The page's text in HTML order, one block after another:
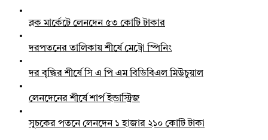
ব্লক মার্কেটে লেনদেন ৫৩ কোটি টাকার
দরপতনের তালিকায় শীর্ষে মেট্রো স্পিনিং
দর বৃদ্ধির শীর্ষে সি এ পি এম বিডিবিএল মিউচুয়াল
লেনদেনের শীর্ষে শার্প ইন্ডাস্ট্রিজ
সূচকের পতনে লেনদেন ১ হাজার ২১০ কোটি টাকা